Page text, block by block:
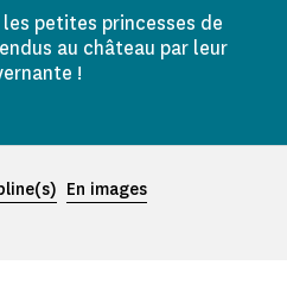
petites princesses de
au château par leur
!
En images